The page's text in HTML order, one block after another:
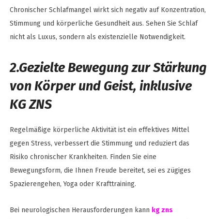
Chronischer Schlafmangel wirkt sich negativ auf Konzentration,
Stimmung und körperliche Gesundheit aus. Sehen Sie Schlaf
nicht als Luxus, sondern als existenzielle Notwendigkeit.
2.Gezielte Bewegung zur Stärkung
von Körper und Geist, inklusive
KG ZNS
Regelmäßige körperliche Aktivität ist ein effektives Mittel
gegen Stress, verbessert die Stimmung und reduziert das
Risiko chronischer Krankheiten. Finden Sie eine
Bewegungsform, die Ihnen Freude bereitet, sei es zügiges
Spazierengehen, Yoga oder Krafttraining.
Bei neurologischen Herausforderungen kann kg zns